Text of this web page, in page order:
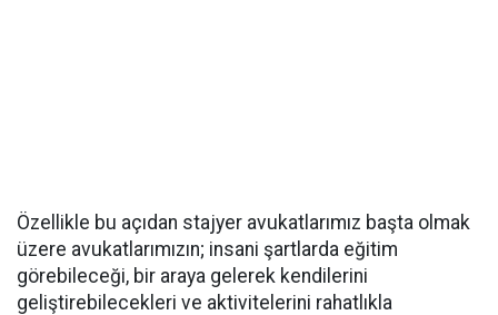
Özellikle bu açıdan stajyer avukatlarımız başta olmak
üzere avukatlarımızın; insani şartlarda eğitim
görebileceği, bir araya gelerek kendilerini
geliştirebilecekleri ve aktivitelerini rahatlıkla